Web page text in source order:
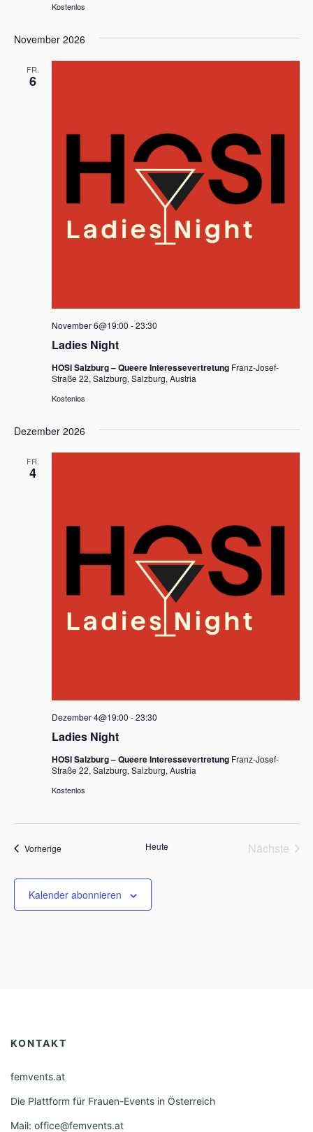
Kostenlos
November 2026
FR.
6
Ladies Night
November 6@19:00 -23:30
HOSI Salzburg – Queere Interessevertretung Franz-Josef-
Straße 22, Salzburg, Salzburg, Austria
Kostenlos
Dezember 2026
FR.
4
Ladies Night
Dezember 4@19:00 -23:30
HOSI Salzburg – Queere Interessevertretung Franz-Josef-
Straße 22, Salzburg, Salzburg, Austria
Kostenlos
VorherigeVeranstaltungen Heute
Nächste
Kalender abonnieren
KONTAKT
femvents.at
Die Plattform für Frauen-Events in Österreich
Mail: office@femvents.at